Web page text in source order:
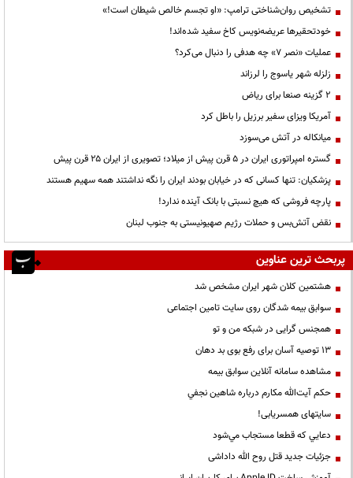
تشخیص روان‌شناختی ترامپ: «او تجسم خالص شیطان است!»
خودتحقیرها عریضه‌نویس کاخ سفید شده‌اند!
عملیات «نصر ۷» چه هدفی را دنبال می‌کرد؟
زلزله شهر یاسوج را لرزاند
۲ گزینه صنعا برای ریاض
آمریکا ویزای سفیر برزیل را باطل کرد
میانکاله در آتش می‌سوزد
گستره امپراتوری ایران در ۵ قرن پیش از میلاد؛ تصویری از ایران ۲۵ قرن پیش
پزشکیان: تنها کسانی که در خیابان بودند ایران را نگه نداشتند همه سهیم هستند
پارچه فروشی که هیچ نسبتی با بانک آینده ندارد!
نقض آتش‌بس و حملات رژیم صهیونیستی به جنوب لبنان
پربحث ترین عناوین
هشتمین کلان شهر ایران مشخص شد
سوابق بیمه شدگان روی سایت تامین اجتماعی
همجنس گرایی در شبکه من و تو
13 توصیه آسان برای رفع بوی بد دهان
مشاهده سامانه آنلاين سوابق بیمه
حكم آيت‌الله مكارم درباره شاهين نجفي
سایتهای همسریابی!
دعايي كه قطعا مستجاب مي‌شود
جزئیات جدید قتل روح الله داداشی